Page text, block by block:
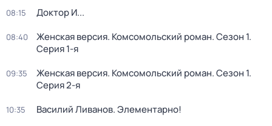
08:15 Доктор И...
08:40 Женская версия. Комсомольский роман. Сезон 1.
Серия 1-я
09:35 Женская версия. Комсомольский роман. Сезон 1.
Серия 2-я
10:35 Василий Ливанов. Элементарно!